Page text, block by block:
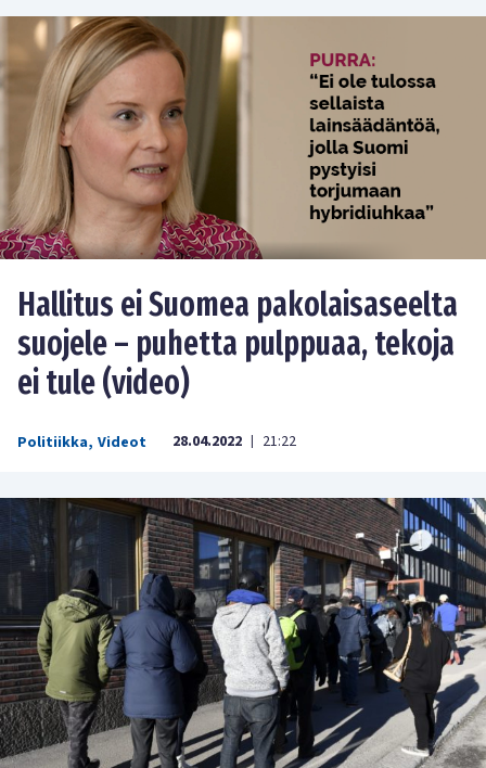
Hallitus ei Suomea pakolaisaseelta
suojele – puhetta pulppuaa, tekoja
ei tule (video)
Politiikka, Videot 28.04.2022 | 21:22